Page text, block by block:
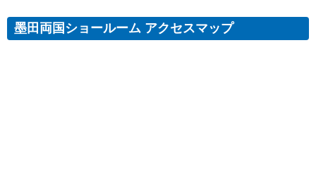
墨田両国ショールーム アクセスマップ